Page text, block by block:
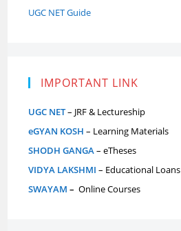
UGC NET Guide
IMPORTANT LINK
UGC NET– JRF & Lectureship
eGYAN KOSH – Learning Materials
SHODH GANGA– eTheses
VIDYA LAKSHMI – Educational Loans
SWAYAM – Online Courses